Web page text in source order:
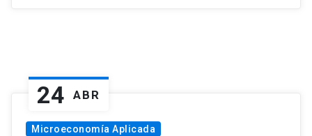
24 ABR
Microeconomía Aplicada